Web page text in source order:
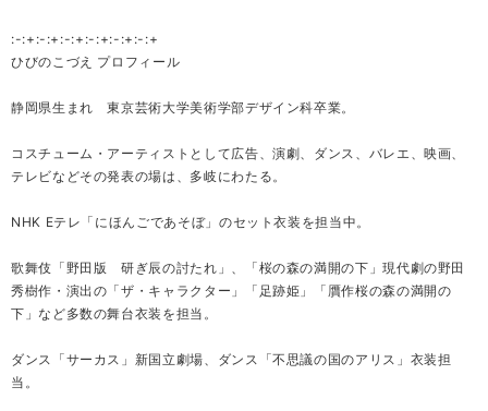
:-:+:-:+:-:+:-:+:-:+:-:+
ひびのこづえ プロフィール
静岡県生まれ 東京芸術大学美術学部デザイン科卒業。
コスチューム・アーティストとして広告、演劇、ダンス、バレエ、映画、
テレビなどその発表の場は、多岐にわたる。
NHK Eテレ「にほんごであそぼ」のセット衣装を担当中。
歌舞伎「野田版 研ぎ辰の討たれ」、「桜の森の満開の下」現代劇の野田
秀樹作・演出の「ザ・キャラクター」「足跡姫」「贋作桜の森の満開の
下」など多数の舞台衣装を担当。
ダンス「サーカス」新国立劇場、ダンス「不思議の国のアリス」衣装担
当。